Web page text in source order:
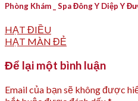
Phòng Khám _ Spa Đông Y Diệp Y
HẠT ĐIỀU
HẠT MÀN ĐẺ
Để lại một bình luận
Email của bạn sẽ không được